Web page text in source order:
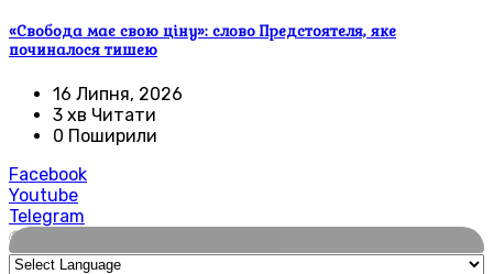
«Свобода має свою ціну»: слово Предстоятеля, яке
починалося тишею
16 Липня, 2026
3 хв Читати
0 Поширили
Facebook
Youtube
Telegram
🌍